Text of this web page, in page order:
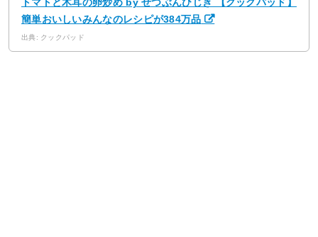
簡単おいしいみんなのレシピが384万品
出典: クックパッド